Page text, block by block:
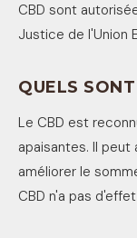
CBD sont
Justice de l'Union
QUELS
Le CBD est
apaisantes. Il peut
améliorer le
CBD n'a pas